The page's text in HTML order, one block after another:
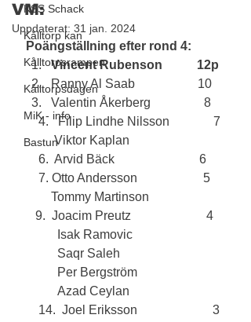
KSS Schack
Kålltorp kan
Kålltorpsrampen
Kålltorpsdagen
MiK - info
Bastun
VM:
Uppdaterat: 31 jan. 2024
Poängställning efter rond 4:
Vincent Rubenson           12p
Ranny Al Saab                    10
Valentin Åkerberg                 8
    4.   Filip Lindhe Nilsson              7
         Viktor Kaplan
    6.  Arvid Bäck                           6
    7. Otto Andersson                     5
        Tommy Martinson
   9.  Joacim Preutz                        4
          Isak Ramovic
          Saqr Saleh
          Per Bergström
          Azad Ceylan
    14.  Joel Eriksson                        3